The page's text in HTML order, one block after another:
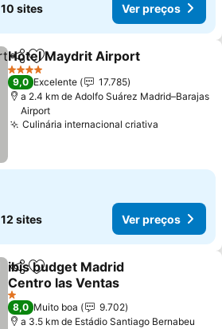
10 sites Ver preços
PartilharAdicionar aos favoritos
Hotel Maydrit Airport
4 Estrelas
9,0 Excelente
17.785
a 2.4 km de Adolfo Suárez Madrid–Barajas
Airport
Culinária internacional criativa
12 sites Ver preços
PartilharAdicionar aos favoritos
ibis budget Madrid
Centro las Ventas
Ver preços
1 Estrelas
8,0 Muito boa
9.702
a 3.5 km de Estádio Santiago Bernabeu